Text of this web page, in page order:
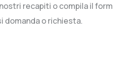
recapiti o compila il form
domanda o richiesta.